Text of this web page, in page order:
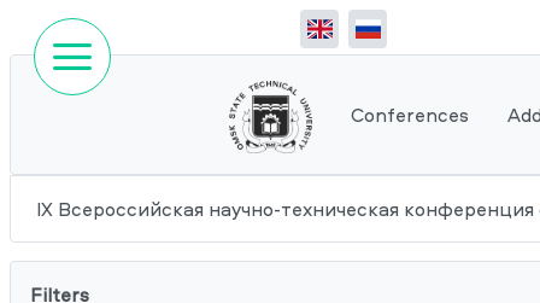
Conferences
IX Всероссийская научно-техническая
Filters